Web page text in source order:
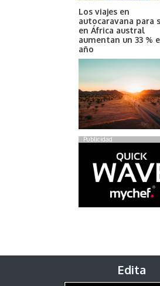
Los viajes en
autocaravana para
en África austral
aumentan un 33 %
año
Publicidad
Edita